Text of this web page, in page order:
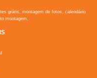
grátis, montagem de fotos, calendário
montagem.